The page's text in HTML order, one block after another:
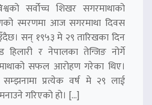
सर्वोच्च शिखर सगरमाथाको
स्मरणमा आज सगरमाथा दिवस
सन् १९५३ मे २९ तारिखका दिन
हिलारी र नेपालका तेन्जिङ नोर्गे
सफल आरोहण गरेका थिए।
प्रत्येक वर्ष मे २९ लाई
गरिएको हो। […]